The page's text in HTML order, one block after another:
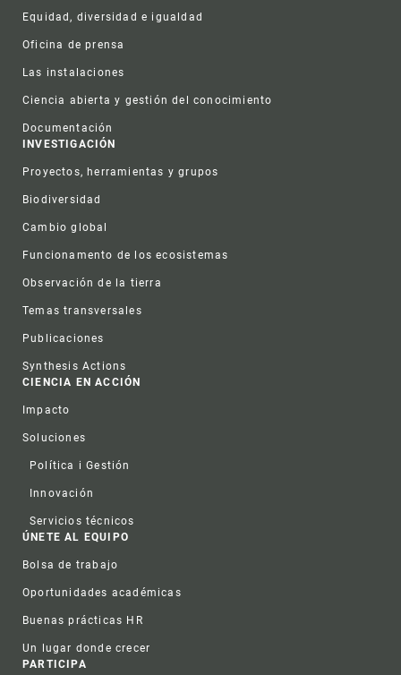
Equidad, diversidad e igualdad
Oficina de prensa
Las instalaciones
Ciencia abierta y gestión del conocimiento
Documentación
INVESTIGACIÓN
Proyectos, herramientas y grupos
Biodiversidad
Cambio global
Funcionamento de los ecosistemas
Observación de la tierra
Temas transversales
Publicaciones
Synthesis Actions
CIENCIA EN ACCIÓN
Impacto
Soluciones
Política i Gestión
Innovación
Servicios técnicos
ÚNETE AL EQUIPO
Bolsa de trabajo
Oportunidades académicas
Buenas prácticas HR
Un lugar donde crecer
PARTICIPA